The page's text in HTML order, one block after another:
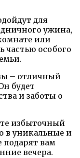
для
ужина,
или
частью особого
– отличный
будет
и заботы о
избыточный
в уникальные и
подарят вам
вечера.